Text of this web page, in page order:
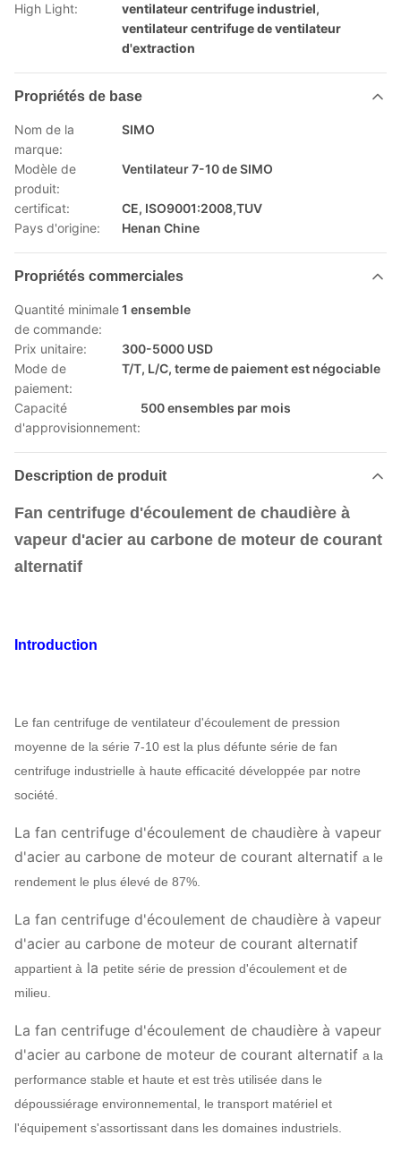
High Light:
ventilateur centrifuge industriel,
ventilateur centrifuge de ventilateur
d'extraction
Propriétés de base
Nom de la
marque:
SIMO
Modèle de
produit:
Ventilateur 7-10 de SIMO
certificat:
CE, ISO9001:2008,TUV
Pays d'origine:
Henan Chine
Propriétés commerciales
Quantité minimale
de commande:
1 ensemble
Prix unitaire:
300-5000 USD
Mode de
paiement:
T/T, L/C, terme de paiement est négociable
Capacité
d'approvisionnement:
500 ensembles par mois
Description de produit
Fan centrifuge d'écoulement de chaudière à
vapeur d'acier au carbone de moteur de courant
alternatif
Introduction
Le fan centrifuge de ventilateur d'écoulement de pression
moyenne de la série 7-10 est la plus défunte série de fan
centrifuge industrielle à haute efficacité développée par notre
société.
La fan centrifuge d'écoulement de chaudière à vapeur
d'acier au carbone de moteur de courant alternatif a le
rendement le plus élevé de 87%.
La fan centrifuge d'écoulement de chaudière à vapeur
d'acier au carbone de moteur de courant alternatif
appartient à la petite série de pression d'écoulement et de
milieu.
La fan centrifuge d'écoulement de chaudière à vapeur
d'acier au carbone de moteur de courant alternatif a la
performance stable et haute et est très utilisée dans le
dépoussiérage environnemental, le transport matériel et
l'équipement s'assortissant dans les domaines industriels.